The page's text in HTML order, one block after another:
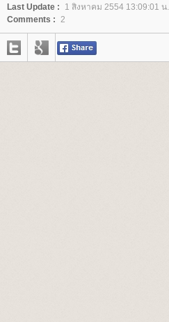
Last Update :
1 สิงหาคม 2554 13:09:01 น.
Comments : 2